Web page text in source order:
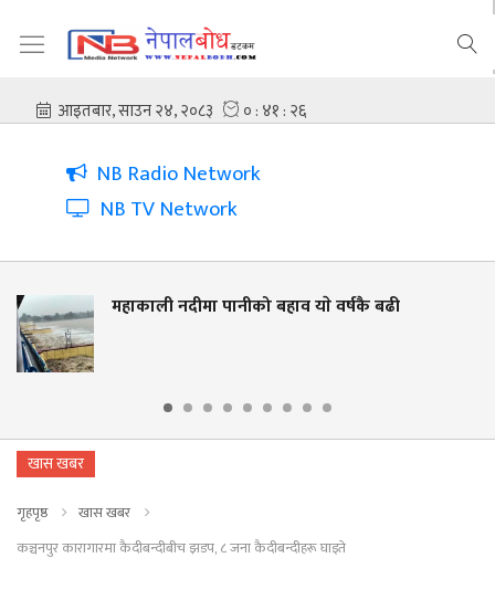
NB Radio Network
NB TV Network
बहाव याे वर्षकै बढी
नदी किनार
खास खबर
गृहपृष्ठ
खास खबर
कञ्चनपुर कारागारमा कैदीबन्दीबीच झडप, ८ जना कैदीबन्दीहरू घाइते